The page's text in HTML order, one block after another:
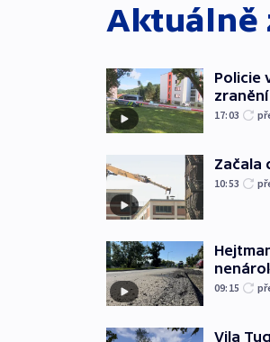
Aktuálně
Policie
17:03
Začala
10:53
09:15
Vila